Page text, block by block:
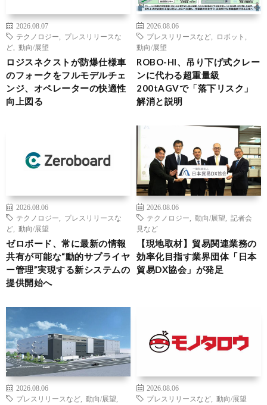
2026.08.07
テクノロジー
プレスリリースな
ど
動向/展望
ロジスネクストが防爆仕様車
のフォークをフルモデルチェ
ンジ、オペレーターの快適性
向上図る
2026.08.06
プレスリリースなど
ロボット
動向/展望
ROBO-HI、吊り下げ式クレー
ンに代わる超重量級
200tAGVで「落下リスク」
解消と説明
2026.08.06
テクノロジー
プレスリリースな
ど
動向/展望
ゼロボード、常に最新の情報
共有が可能な“動的サプライヤ
ー管理”実現する新システムの
提供開始へ
2026.08.06
テクノロジー
動向/展望
記者会
見など
【現地取材】貿易関連業務の
効率化目指す業界団体「日本
貿易DX協会」が発足
2026.08.06
プレスリリースなど
動向/展望
2026.08.06
プレスリリースなど
動向/展望